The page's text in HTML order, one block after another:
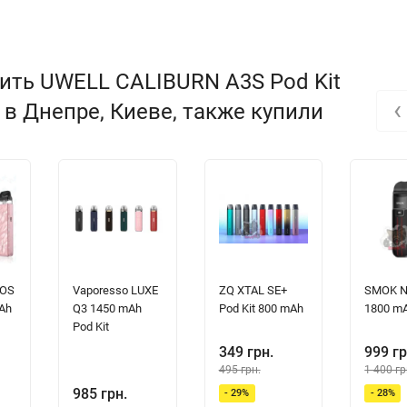
2 картриджа
с оптимальным сопротивлением,
бесперебойную работу в течение всего дня, а также быструю
Caliburn A3 S
вы сможете
Caliburn A3 S
UWELL CALIBURN A3S Pod Kit
в Днепре, Киеве, также купили
Vaporesso LUXE
Q3 1450 mAh
Pod Kit
985 грн.
ZQ XTAL SE+
Pod Kit 800 mAh
349 грн.
495 грн.
- 29%
SMOK
1800
999
1 400
- 28%
‹